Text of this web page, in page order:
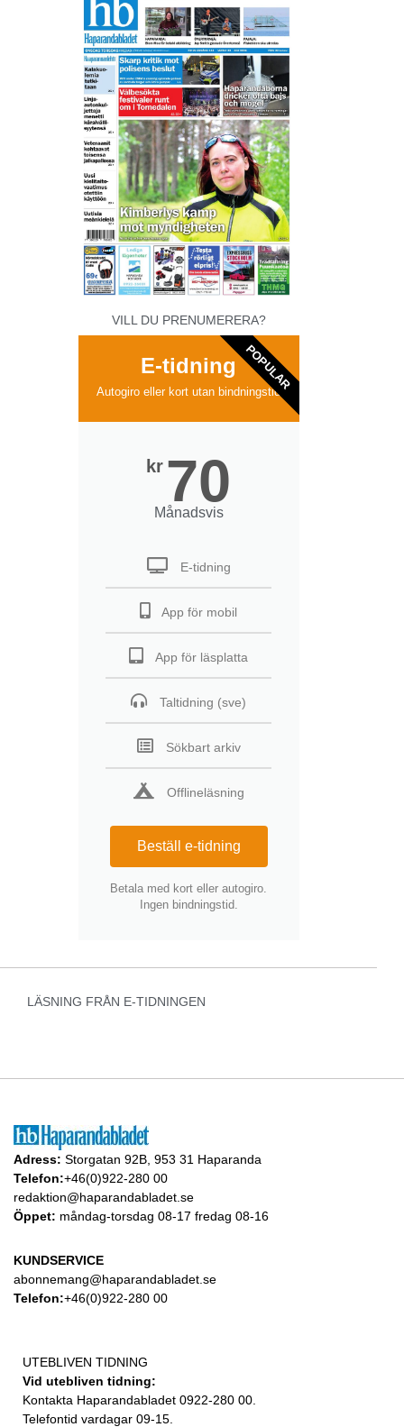
VILL DU PRENUMERERA?
E-tidning
Autogiro eller kort utan bindningstid
kr 70
Månadsvis
E-tidning
App för mobil
App för läsplatta
Taltidning (sve)
Sökbart arkiv
Offlineläsning
Beställ e-tidning
Betala med kort eller autogiro.
Ingen bindningstid.
POPULAR
LÄSNING FRÅN E-TIDNINGEN
Adress: Storgatan 92B, 953 31 Haparanda
Telefon:+46(0)922-280 00
redaktion@haparandabladet.se
Öppet: måndag-torsdag 08-17 fredag 08-16
KUNDSERVICE
abonnemang@haparandabladet.se
Telefon:+46(0)922-280 00
UTEBLIVEN TIDNING
Vid utebliven tidning:
Kontakta Haparandabladet 0922-280 00.
Telefontid vardagar 09-15.